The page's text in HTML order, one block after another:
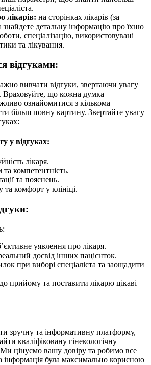
лікарів: на сторінках лікарів (за
детальну інформацію про їхню
спеціалізацію, використовувані
та лікування.
відгуками:
вивчати відгуки, звертаючи увагу
Враховуйте, що кожна думка
ознайомитися з кількома
більш повну картину. Звертайте увагу
у відгуках:
лікаря.
та компетентність.
та пояснень.
комфорт у клініці.
уявлення про лікаря.
досвід інших пацієнток.
при виборі спеціаліста та заощадити
прийому та поставити лікарю цікаві
зручну та інформативну платформу,
кваліфіковану гінекологічну
цінуємо вашу довіру та робимо все
була максимально корисною